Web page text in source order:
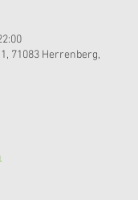
71083 Herrenberg,